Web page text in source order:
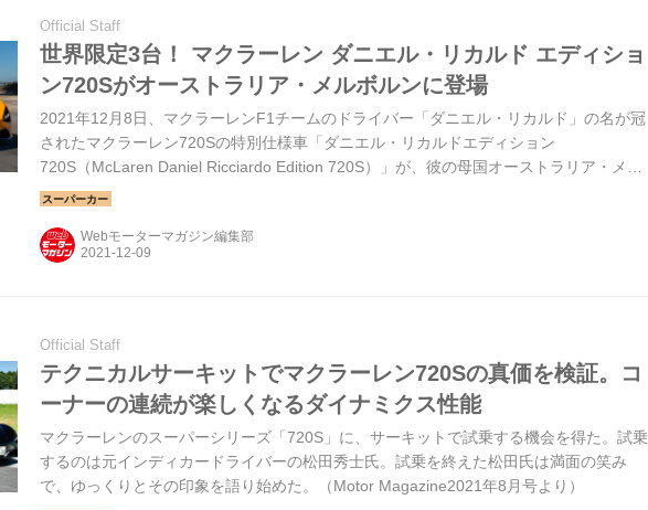
Official Staff
世界限定3台！ マクラーレン ダニエル・リカルド エディショ
ン720Sがオーストラリア・メルボルンに登場
2021年12月8日、マクラーレンF1チームのドライバー「ダニエル・リカルド」の名が冠
されたマクラーレン720Sの特別仕様車「ダニエル・リカルドエディション
720S（McLaren Daniel Ricciardo Edition 720S）」が、彼の母国オーストラリア・メル
ボルンにその姿を現した。これは世界限定3台のうちの1台だ。
Webモーターマガジン編集部
Official Staff
テクニカルサーキットでマクラーレン720Sの真価を検証。コ
ーナーの連続が楽しくなるダイナミクス性能
マクラーレンのスーパーシリーズ「720S」に、サーキットで試乗する機会を得た。試乗
するのは元インディカードライバーの松田秀士氏。試乗を終えた松田氏は満面の笑み
で、ゆっくりとその印象を語り始めた。（Motor Magazine2021年8月号より）